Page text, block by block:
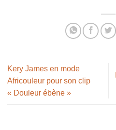
Kery James en mode
Africouleur pour son clip
« Douleur ébène »